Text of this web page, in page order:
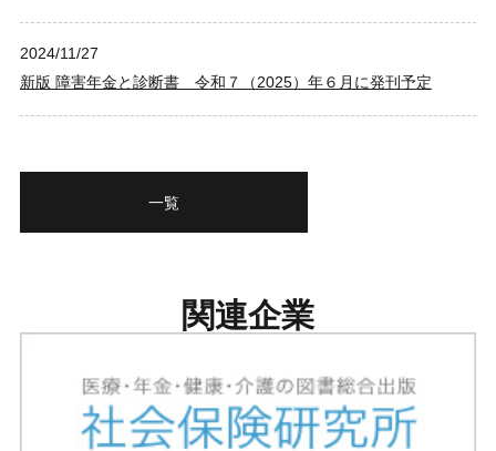
2024/11/27
新版 障害年金と診断書 令和７（2025）年６月に発刊予定
一覧
関連企業